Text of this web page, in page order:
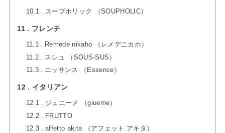
10.1 スープホリック （SOUPHOLIC）
11 フレンチ
11.1
Remede nikaho （レメデニカホ）
11.2
スシュ （SOUS-SUS）
11.3
エッサンス （Essence）
12 イタリアン
12.1
ジュエーメ （giueme）
12.2
FRUTTO
12.3
affetto akita （アフェット アキタ）